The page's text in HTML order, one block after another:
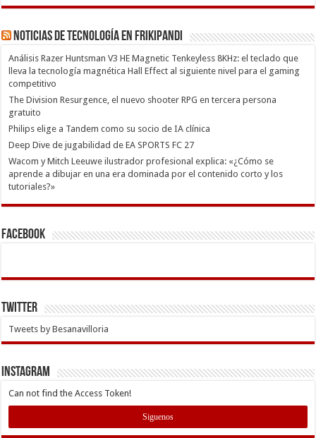
Noticias de Tecnología en Frikipandi
Análisis Razer Huntsman V3 HE Magnetic Tenkeyless 8KHz: el teclado que
lleva la tecnología magnética Hall Effect al siguiente nivel para el gaming
competitivo
The Division Resurgence, el nuevo shooter RPG en tercera persona
gratuito
Philips elige a Tandem como su socio de IA clínica
Deep Dive de jugabilidad de EA SPORTS FC 27
Wacom y Mitch Leeuwe ilustrador profesional explica: «¿Cómo se
aprende a dibujar en una era dominada por el contenido corto y los
tutoriales?»
Facebook
Twitter
Tweets by Besanavilloria
INSTAGRAM
Can not find the Access Token!
Siguenos